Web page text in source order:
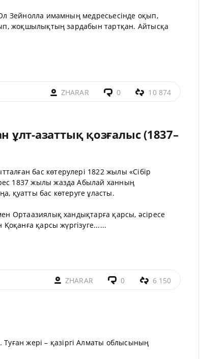
Зейнолла имамның медресьесінде оқып,
жоқшылықтың зардабын тартқан. Айтысқа
ZHARAR 0 10 874
азаттық қозғалыс (1837–
бас көтерулері 1822 жылы «Сібір
1837 жылы жазда Абылай ханның
қуатты бас көтеруге ұласты.
Ортаазиялық хандықтарға қарсы, әсіресе
қарсы жүргізуге......
ZHARAR 0 6 150
жері – қазіргі Алматы облысының